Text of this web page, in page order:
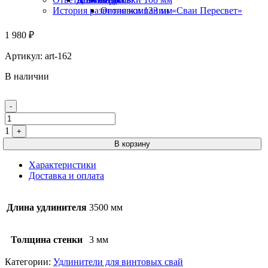
Оголовки 133 мм
История развития компании «Сваи Пересвет»
1 980 ₽
Артикул: art-162
В наличии
Quantity
-
1
+
В корзину
Характеристики
Доставка и оплата
Длина удлинителя 3500 мм
Толщина стенки 3 мм
Категории: Удлинители для винтовых свай